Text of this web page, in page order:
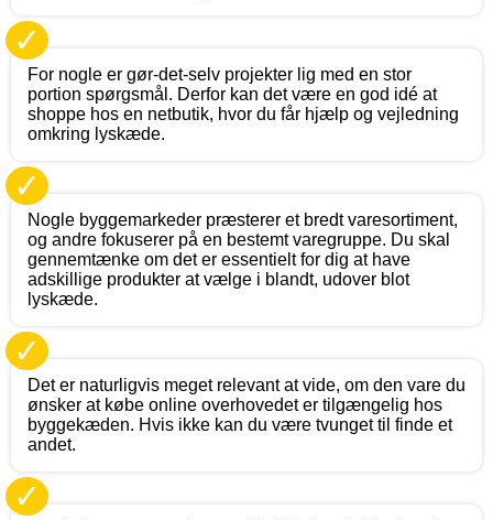
✓
For nogle er gør-det-selv projekter lig med en stor
portion spørgsmål. Derfor kan det være en god idé at
shoppe hos en netbutik, hvor du får hjælp og vejledning
omkring lyskæde.
✓
Nogle byggemarkeder præsterer et bredt varesortiment,
og andre fokuserer på en bestemt varegruppe. Du skal
gennemtænke om det er essentielt for dig at have
adskillige produkter at vælge i blandt, udover blot
lyskæde.
✓
Det er naturligvis meget relevant at vide, om den vare du
ønsker at købe online overhovedet er tilgængelig hos
byggekæden. Hvis ikke kan du være tvunget til finde et
andet.
✓